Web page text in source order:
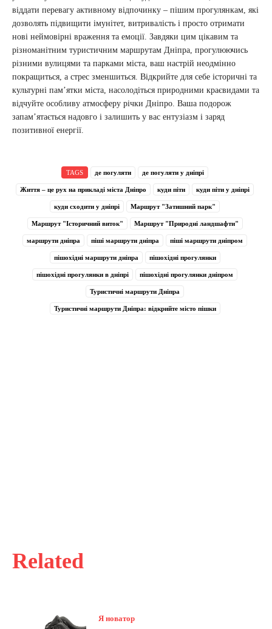
Related
Я новатор
віддати перевагу активному відпочинку – пішим прогулянкам, які
дозволять підвищити імунітет, витривалість і просто отримати
нові неймовірні враження та емоції. Завдяки цим цікавим та
різноманітним туристичним маршрутам Дніпра, прогулюючись
різними вулицями та парками міста, ваш настрій неодмінно
покращиться, а стрес зменшиться. Відкрийте для себе історичні та
культурні пам’ятки міста, насолодіться природними краєвидами та
відчуйте особливу атмосферу річки Дніпро. Ваша подорож
запам’ятається надовго і залишить у вас ентузіазм і заряд
позитивної енергії.
TAGS де погуляти де погуляти у дніпрі
Життя – це рух на прикладі міста Дніпро куди піти куди піти у дніпрі
куди сходити у дніпрі Маршрут "Затишний парк"
Маршрут "Історичний виток" Маршрут "Природні ландшафти"
маршрути дніпра піші маршрути дніпра піші маршрути дніпром
пішохідні маршрути дніпра пішохідні прогулянки
пішохідні прогулянки в дніпрі пішохідні прогулянки дніпром
Туристичні маршрути Дніпра
Туристичні маршрути Дніпра: відкрийте місто пішки